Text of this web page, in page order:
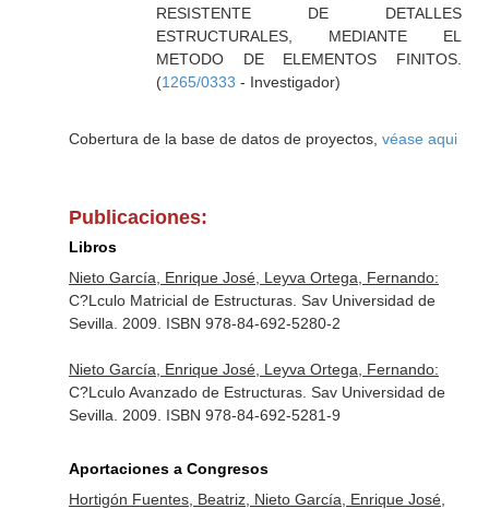
RESISTENTE DE DETALLES
ESTRUCTURALES, MEDIANTE EL
METODO DE ELEMENTOS FINITOS.
(1265/0333 - Investigador)
Cobertura de la base de datos de proyectos, véase aqui
Publicaciones:
Libros
Nieto García, Enrique José, Leyva Ortega, Fernando:
C?Lculo Matricial de Estructuras. Sav Universidad de
Sevilla. 2009. ISBN 978-84-692-5280-2
Nieto García, Enrique José, Leyva Ortega, Fernando:
C?Lculo Avanzado de Estructuras. Sav Universidad de
Sevilla. 2009. ISBN 978-84-692-5281-9
Aportaciones a Congresos
Hortigón Fuentes, Beatriz, Nieto García, Enrique José,